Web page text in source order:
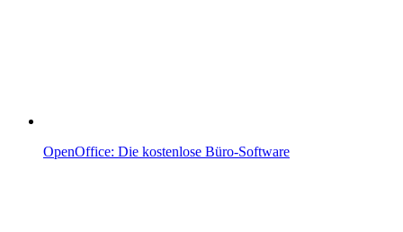
OpenOffice: Die kostenlose Büro-Software